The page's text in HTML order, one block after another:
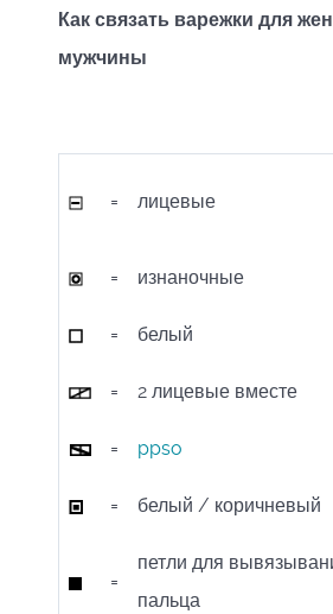
Как связать варежки для
мужчины
= лицевые
= изнаночные
= белый
= 2 лицевые вместе
= ppso
= белый / коричневый
=
петли для
пальца